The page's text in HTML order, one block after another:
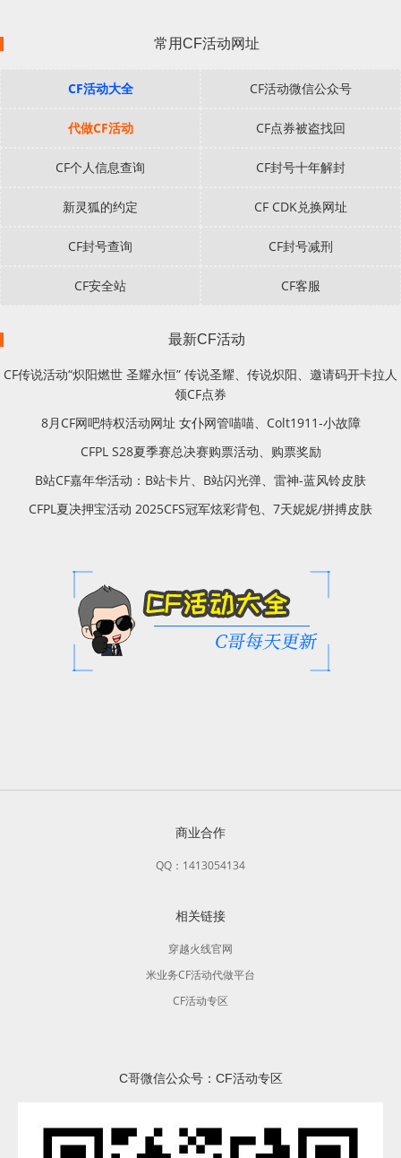
常用CF活动网址
CF活动大全 CF活动微信公众号
代做CF活动 CF点券被盗找回
CF个人信息查询 CF封号十年解封
新灵狐的约定 CF CDK兑换网址
CF封号查询 CF封号减刑
CF安全站 CF客服
最新CF活动
CF传说活动“炽阳燃世 圣耀永恒” 传说圣耀、传说炽阳、邀请码开卡拉人
领CF点券
8月CF网吧特权活动网址 女仆网管喵喵、Colt1911-小故障
CFPL S28夏季赛总决赛购票活动、购票奖励
B站CF嘉年华活动：B站卡片、B站闪光弹、雷神-蓝风铃皮肤
CFPL夏决押宝活动 2025CFS冠军炫彩背包、7天妮妮/拼搏皮肤
商业合作
QQ：1413054134
相关链接
穿越火线官网
米业务CF活动代做平台
CF活动专区
C哥微信公众号：CF活动专区